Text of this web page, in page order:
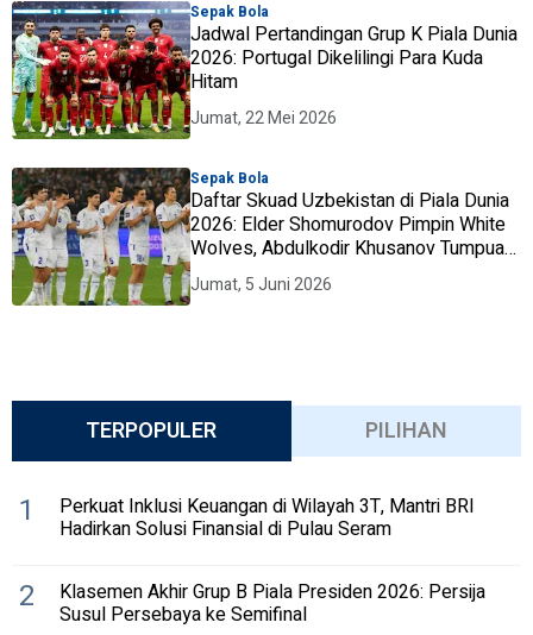
Sepak Bola
Jadwal Pertandingan Grup K Piala Dunia
2026: Portugal Dikelilingi Para Kuda
Hitam
Jumat, 22 Mei 2026
Sepak Bola
Daftar Skuad Uzbekistan di Piala Dunia
2026: Elder Shomurodov Pimpin White
Wolves, Abdulkodir Khusanov Tumpuan
Utama
Jumat, 5 Juni 2026
TERPOPULER PILIHAN
1 Perkuat Inklusi Keuangan di Wilayah 3T, Mantri BRI
Hadirkan Solusi Finansial di Pulau Seram
2 Klasemen Akhir Grup B Piala Presiden 2026: Persija
Susul Persebaya ke Semifinal